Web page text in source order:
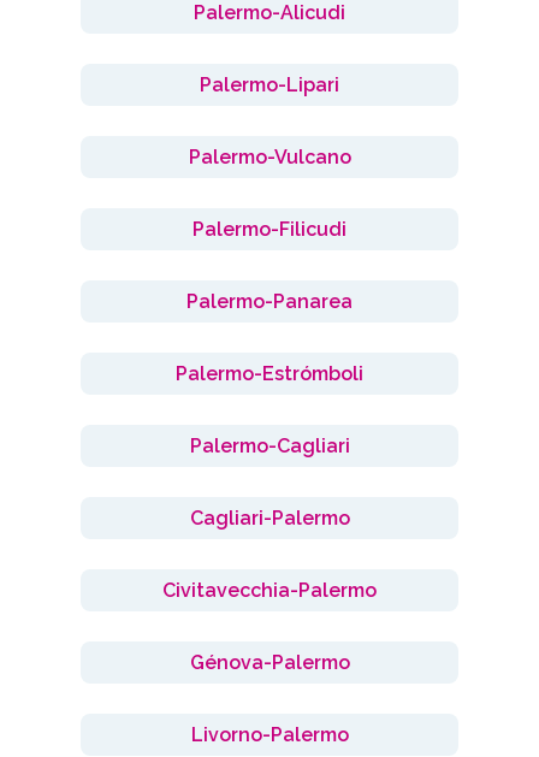
Palermo-Alicudi
Palermo-Lipari
Palermo-Vulcano
Palermo-Filicudi
Palermo-Panarea
Palermo-Estrómboli
Palermo-Cagliari
Cagliari-Palermo
Civitavecchia-Palermo
Génova-Palermo
Livorno-Palermo